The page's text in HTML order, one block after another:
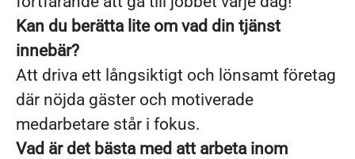
Kan du berätta lite om vad din tjänst
innebär?
Att driva ett långsiktigt och lönsamt företag
där nöjda gäster och motiverade
medarbetare står i fokus.
Vad är det bästa med att arbeta inom